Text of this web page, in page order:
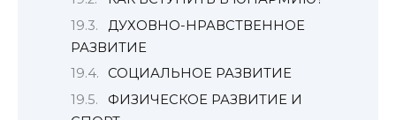
ДУХОВНО-НРАВСТВЕННОЕ
РАЗВИТИЕ
СОЦИАЛЬНОЕ РАЗВИТИЕ
ФИЗИЧЕСКОЕ РАЗВИТИЕ И